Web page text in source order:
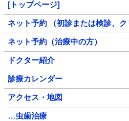
[トップページ]
ネット予約 （初診または検診、ク
ネット予約（治療中の方）
ドクター紹介
診療カレンダー
アクセス・地図
…虫歯治療